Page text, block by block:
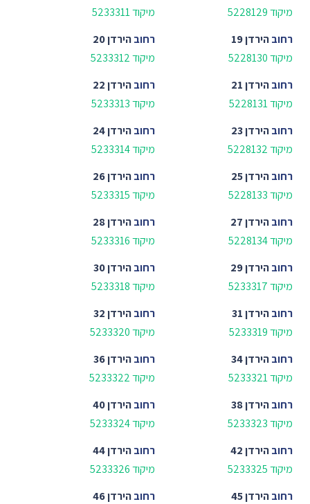
מיקוד 5228129
מיקוד 5233311
רחובהירדן 19
מיקוד 5228130
רחובהירדן 20
מיקוד 5233312
רחובהירדן 21
מיקוד 5228131
רחובהירדן 22
מיקוד 5233313
רחובהירדן 23
מיקוד 5228132
רחובהירדן 24
מיקוד 5233314
רחובהירדן 25
מיקוד 5228133
רחובהירדן 26
מיקוד 5233315
רחובהירדן 27
מיקוד 5228134
רחובהירדן 28
מיקוד 5233316
רחובהירדן 29
מיקוד 5233317
רחובהירדן 30
מיקוד 5233318
רחובהירדן 31
מיקוד 5233319
רחובהירדן 32
מיקוד 5233320
רחובהירדן 34
מיקוד 5233321
רחובהירדן 36
מיקוד 5233322
רחובהירדן 38
מיקוד 5233323
רחובהירדן 40
מיקוד 5233324
רחובהירדן 42
מיקוד 5233325
רחובהירדן 44
מיקוד 5233326
רחובהירדן 45
רחובהירדן 46